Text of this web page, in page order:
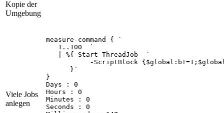
Kopie der
Umgebung
Viele Jobs
anlegen
measure-command { `
   1..100  `
   | %{ Start-ThreadJob  `
-ScriptBlock
      }`
}
Days : 0
Hours : 0
Minutes : 0
Seconds : 0